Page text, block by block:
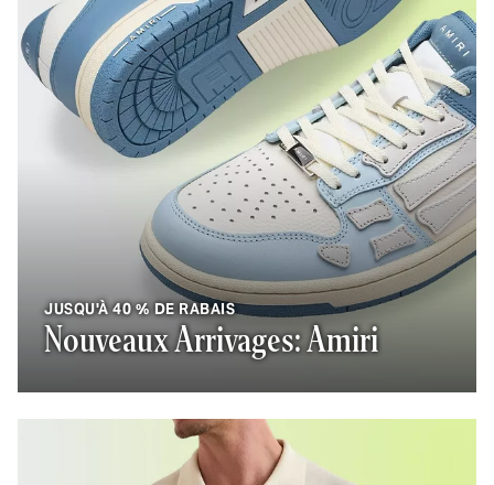
JUSQU'À 40 % DE RABAIS
Nouveaux Arrivages: Amiri
Un homme portant une chemise en tricot crème à